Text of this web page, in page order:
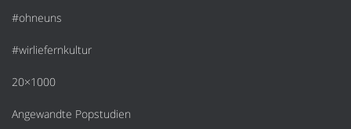
#ohneuns
#wirliefernkultur
20×1000
Angewandte Popstudien